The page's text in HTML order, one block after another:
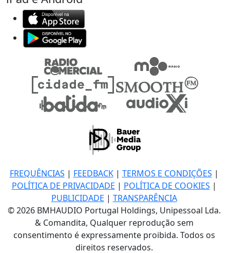
FREQUÊNCIAS | FEEDBACK| TERMOS E CONDIÇÕES |
POLÍTICA DE PRIVACIDADE | POLÍTICA DE COOKIES |
PUBLICIDADE | TRANSPARÊNCIA
© 2026 BMHAUDIO Portugal Holdings, Unipessoal Lda.
& Comandita, Qualquer reprodução sem
consentimento é expressamente proibida. Todos os
direitos reservados.